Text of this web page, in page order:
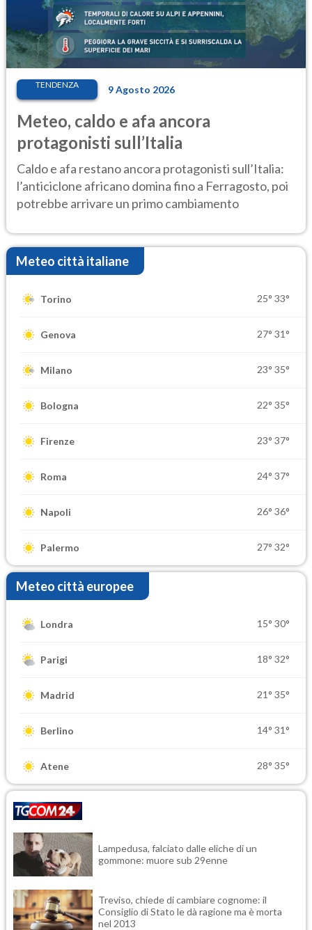
TENDENZA 9 Agosto 2026
Meteo, caldo e afa ancora
protagonisti sull’Italia
Caldo e afa restano ancora protagonisti sull’Italia:
l’anticiclone africano domina fino a Ferragosto, poi
potrebbe arrivare un primo cambiamento
Meteo città italiane
Torino 25° 33°
Genova 27° 31°
Milano 23° 35°
Bologna 22° 35°
Firenze 23° 37°
Roma 24° 37°
Napoli 26° 36°
Palermo 27° 32°
Meteo città europee
Londra 15° 30°
Parigi 18° 32°
Madrid 21° 35°
Berlino 14° 31°
Atene 28° 35°
Lampedusa, falciato dalle eliche di un
gommone: muore sub 29enne
Treviso, chiede di cambiare cognome: il
Consiglio di Stato le dà ragione ma è morta
nel 2013